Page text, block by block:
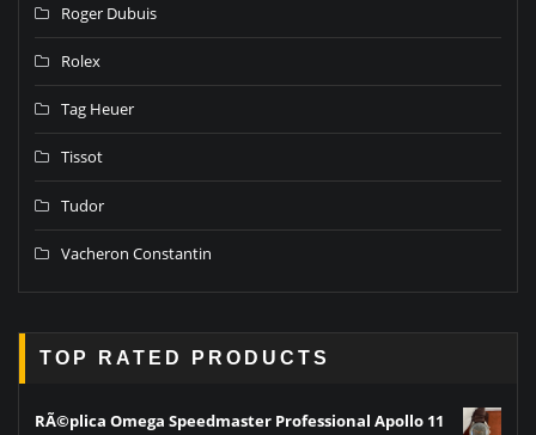
Roger Dubuis
Rolex
Tag Heuer
Tissot
Tudor
Vacheron Constantin
TOP RATED PRODUCTS
RÃ©plica Omega Speedmaster Professional Apollo 11